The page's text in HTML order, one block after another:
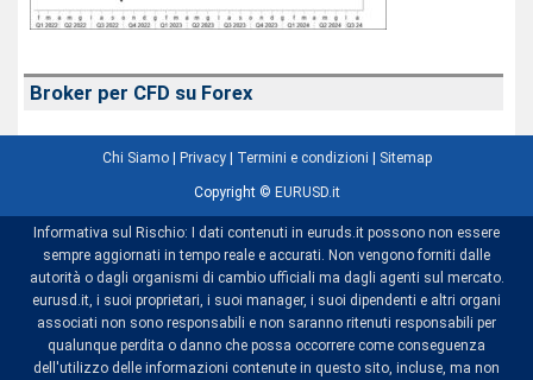
Broker per CFD su Forex
Chi Siamo| Privacy| Termini e condizioni Sitemap
Copyright © EURUSD.it
Informativa sul Rischio: I dati contenuti in euruds.it possono non essere
sempre aggiornati in tempo reale e accurati. Non vengono forniti dalle
autorità o dagli organismi di cambio ufficiali ma dagli agenti sul mercato.
eurusd.it, i suoi proprietari, i suoi manager, i suoi dipendenti e altri organi
associati non sono responsabili e non saranno ritenuti responsabili per
qualunque perdita o danno che possa occorrere come conseguenza
dell'utilizzo delle informazioni contenute in questo sito, incluse, ma non